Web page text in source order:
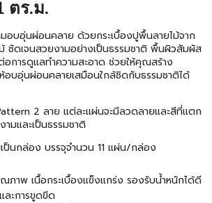
ตร.ม.
มอบอุ่นผ่อนคลาย ด้วยกระเบื้องปูพื้นลายไม้จาก
ชัดเจนสวยงามอย่างเป็นธรรมชาติ พื้นผิวสัมผัส
อการดูแลทำความสะอาด ช่วยให้คุณสร้าง
ห้อบอุ่นผ่อนคลายเสมือนใกล้ชิดกับธรรมชาติได้
2 ลาย แต่ละแผ่นจะมีลวดลายและสีที่แตก
มและเป็นธรรมชาติ
ป็นกล่อง บรรจุจำนวน 11 แผ่น/กล่อง
ภาพ เนื้อกระเบื้องแข็งแกร่ง รองรับน้ำหนักได้ดี
ละการขูดขีด